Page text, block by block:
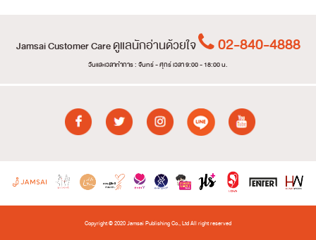
Jamsai Customer Careดูแลนักอ่านด้วยใจ 02-840-4888
วันและเวลาทำการ : จันทร์ - ศุกร์ เวลา 9:00 - 18:00 น.
Copyright © 2020 Jamsai Publishing Co., Ltd All right reserved